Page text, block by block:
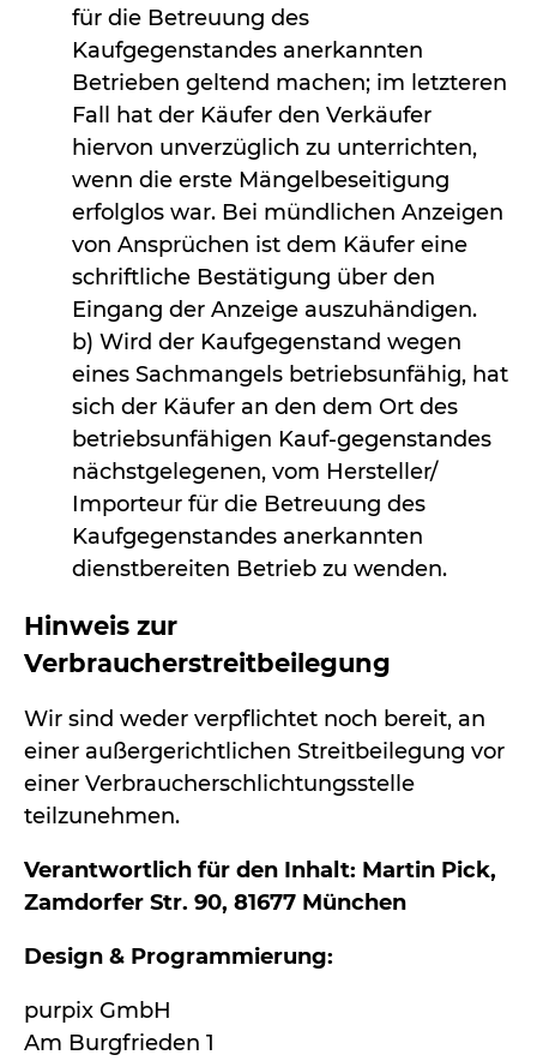
für die Betreuung des
Kaufgegenstandes anerkannten
Betrieben geltend machen; im letzteren
Fall hat der Käufer den Verkäufer
hiervon unverzüglich zu unterrichten,
wenn die erste Mängelbeseitigung
erfolglos war. Bei mündlichen Anzeigen
von Ansprüchen ist dem Käufer eine
schriftliche Bestätigung über den
Eingang der Anzeige auszuhändigen.
b) Wird der Kaufgegenstand wegen
eines Sachmangels betriebsunfähig, hat
sich der Käufer an den dem Ort des
betriebsunfähigen Kauf-gegenstandes
nächstgelegenen, vom Hersteller/
Importeur für die Betreuung des
Kaufgegenstandes anerkannten
dienstbereiten Betrieb zu wenden.
Hinweis zur
Verbraucherstreitbeilegung
Wir sind weder verpflichtet noch bereit, an
einer außergerichtlichen Streitbeilegung vor
einer Verbraucherschlichtungsstelle
teilzunehmen.
Verantwortlich für den Inhalt: Martin Pick,
Zamdorfer Str. 90, 81677 München
Design & Programmierung:
purpix GmbH
Am Burgfrieden 1